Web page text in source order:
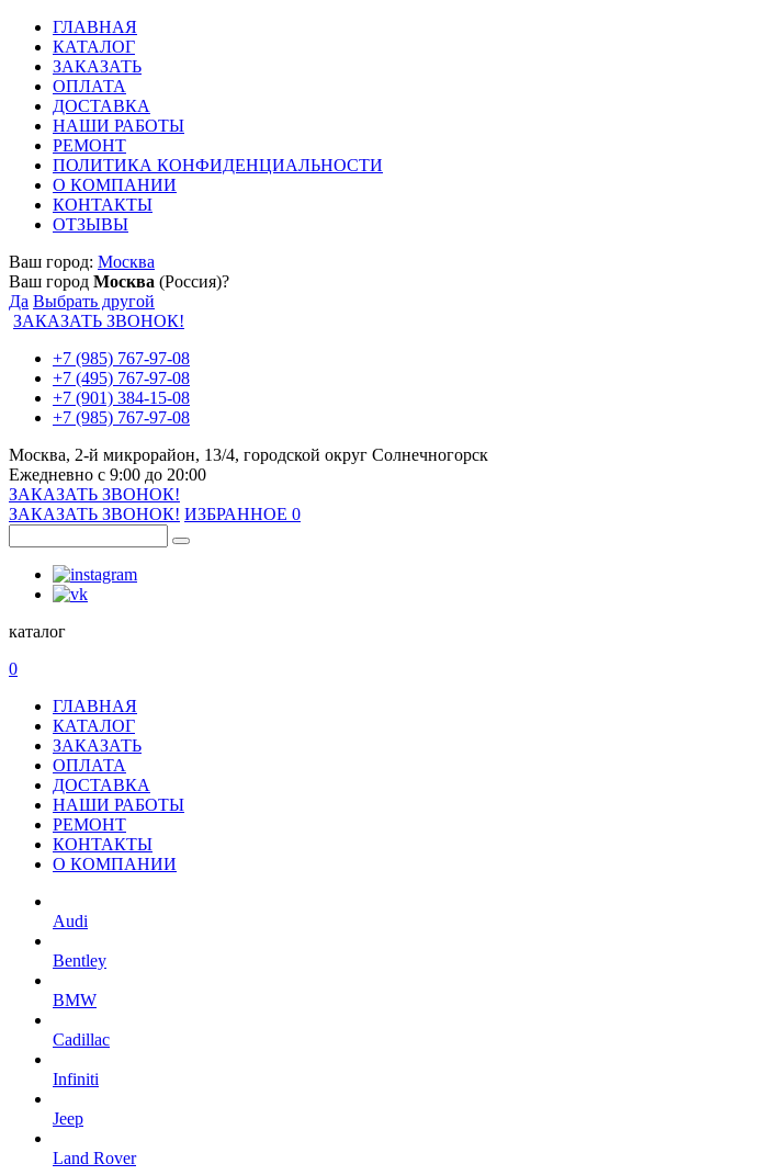
ГЛАВНАЯ
КАТАЛОГ
ЗАКАЗАТЬ
ОПЛАТА
ДОСТАВКА
НАШИ РАБОТЫ
РЕМОНТ
ПОЛИТИКА КОНФИДЕНЦИАЛЬНОСТИ
О КОМПАНИИ
КОНТАКТЫ
ОТЗЫВЫ
Ваш город: Москва
Ваш город Москва (Россия)?
Да Выбрать другой
ЗАКАЗАТЬ ЗВОНОК!
+7 (985) 767-97-08
+7 (495) 767-97-08
+7 (901) 384-15-08
+7 (985) 767-97-08
Москва, 2-й микрорайон, 13/4, городской округ Солнечногорск
Ежедневно с 9:00 до 20:00
ЗАКАЗАТЬ ЗВОНОК!
ЗАКАЗАТЬ ЗВОНОК! ИЗБРАННОЕ 0
каталог
0
ГЛАВНАЯ
КАТАЛОГ
ЗАКАЗАТЬ
ОПЛАТА
ДОСТАВКА
НАШИ РАБОТЫ
РЕМОНТ
КОНТАКТЫ
О КОМПАНИИ
Audi
Bentley
BMW
Cadillac
Infiniti
Jeep
Land Rover